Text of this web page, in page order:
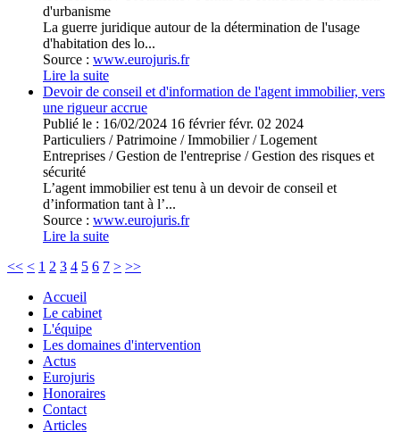
d'urbanisme
La guerre juridique autour de la détermination de l'usage
d'habitation des lo...
Source : www.eurojuris.fr
Lire la suite
Devoir de conseil et d'information de l'agent immobilier, vers
une rigueur accrue
Publié le : 16/02/2024 16 février févr. 02 2024
Particuliers /Patrimoine /Immobilier / Logement
Entreprises /Gestion de l'entreprise /Gestion des risques et
sécurité
L’agent immobilier est tenu à un devoir de conseil et
d’information tant à l’...
Source : www.eurojuris.fr
Lire la suite
<< < 1 2 3 4 5 6 7 > >>
Accueil
Le cabinet
L'équipe
Les domaines d'intervention
Actus
Eurojuris
Honoraires
Contact
Articles